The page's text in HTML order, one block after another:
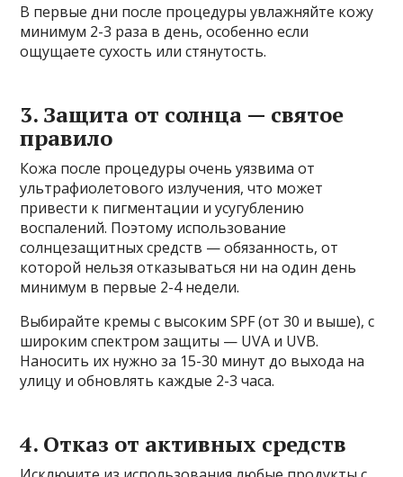
В первые дни после процедуры увлажняйте кожу
минимум 2-3 раза в день, особенно если
ощущаете сухость или стянутость.
3. Защита от солнца — святое
правило
Кожа после процедуры очень уязвима от
ультрафиолетового излучения, что может
привести к пигментации и усугублению
воспалений. Поэтому использование
солнцезащитных средств — обязанность, от
которой нельзя отказываться ни на один день
минимум в первые 2-4 недели.
Выбирайте кремы с высоким SPF (от 30 и выше), с
широким спектром защиты — UVA и UVB.
Наносить их нужно за 15-30 минут до выхода на
улицу и обновлять каждые 2-3 часа.
4. Отказ от активных средств